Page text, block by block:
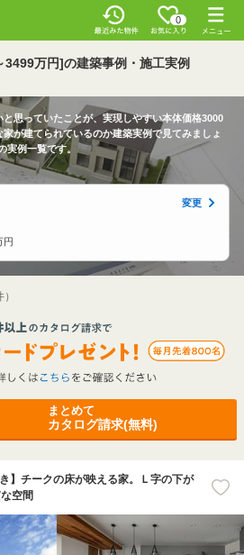
0
万円]の建築事例・施工実例
思っていたことが、実現しやすい本体価格3000
が建てられているのか建築実例で見てみましょ
実例一覧です。
変更
円
まとめて
カタログ請求(無料)
】チークの床が映える家。Ｌ字の下が
空間